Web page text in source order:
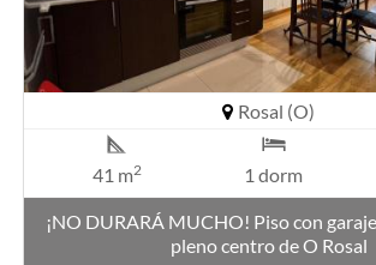
Rosal (O)
41 m2 1 dorm
¡NO DURARÁ MUCHO! Piso con
pleno centro de O Rosal